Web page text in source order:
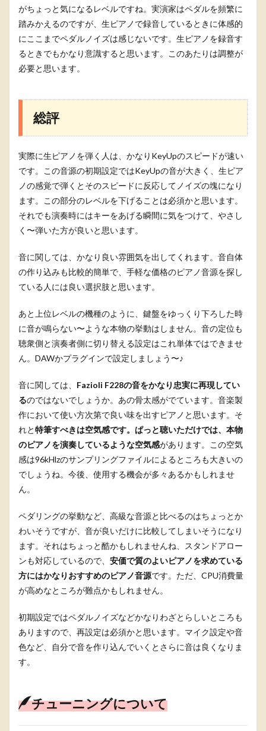
がちょっと気になるレベルですね。実演家はペダルを頻繁に
踏みかえるのですが、生ピアノで録音しているときに体感的
にここまでペダルノイズは感じないです。生ピアノを録音す
るときでもかなり意識すると思います。このあたりは調整が
必要と思います。
総評
実際に生ピアノを弾く人は、かなりKeyUpのスピードが速い
です。この音源の初期設定ではKeyUpの音が大きく、生ピア
ノの感覚で弾くとそのスピードに反応してノイズの塊になり
ます。この部分のレベルを下げることは必須かと思います。
それでも演奏時にはキーをあげる瞬間に気をつけて、やさし
く〜弾いた方が良いと思います。
音に関しては、かなり良い雰囲気を出してくれます。音自体
の作り込みも比較的簡単で、手軽な価格のピアノ音源を探し
ている人には良い選択肢と思います。
あと上位レベルの機種のように、鍵盤をゆっくり下ろした時
に音が鳴らない〜ような本物の挙動はしません。音の定位も
聴衆側と演奏者側に切り替える設定はこれ単体ではできませ
ん。DAWかプラグインで設定しましょう〜♪
音に関しては、 Fazioli F228の音をかなり忠実に再現してい
るのではないでしょうか。あの骨太感がでています。音楽製
作において使い方次第で良い味を出すピアノと思います。そ
れと特筆すべきは空気感です。ぱっと聴いただけでは、本物
のピアノを演奏しているような空気感があります。この空気
感は96kHlzのサンプリングファイルによるところも大きいの
でしょうね。今後、使用する機会が多々あるかもしれませ
ん。
ペダリングの挙動など、高級な音源と比べるのはちょっとか
わいそうですが、音が良いだけに比較してしまいそうになり
ます。それはちょっと酷かもしれませんね、スタンドアロー
ンも対応しているので、 安価で質のよいピアノを求めている
方にはかなりおすすめのピアノ音源です。ただ、CPU消費量
が高めなところが難点かもしれません。
初期設定ではペダルノイズなどかなりわざとらしいところも
ありますので、再設定は必須かと思います。マイク設定や音
色など、自分で音を作り込んでいくとさらに音は良くなりま
す。
チューニングについて